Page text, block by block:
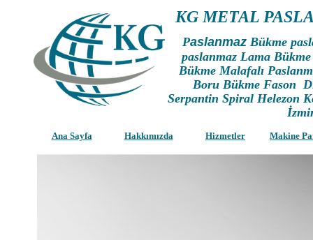
KG METAL
Paslanmaz Bükme
paslanmaz Lama
Bükme Malafalı
Boru Bükme Fason
Serpantin Spiral Helezon
Ana Sayfa Hakkımızda Hizmetler Makine